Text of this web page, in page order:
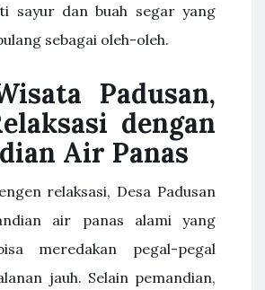
sayur dan buah segar yang
sebagai oleh-oleh.
Padusan,
dengan
Air Panas
relaksasi, Desa Padusan
air panas alami yang
meredakan pegal-pegal
jauh. Selain pemandian,